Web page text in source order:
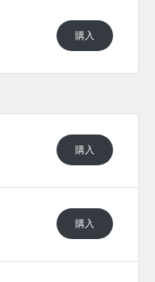
購入
購入
購入